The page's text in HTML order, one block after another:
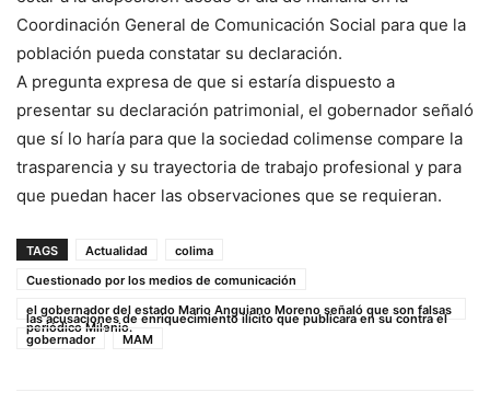
Coordinación General de Comunicación Social para que la
población pueda constatar su declaración.
A pregunta expresa de que si estaría dispuesto a
presentar su declaración patrimonial, el gobernador señaló
que sí lo haría para que la sociedad colimense compare la
trasparencia y su trayectoria de trabajo profesional y para
que puedan hacer las observaciones que se requieran.
TAGS Actualidad
colima
Cuestionado por los medios de comunicación
el gobernador del estado Mario Anguiano Moreno señaló que son falsas
las acusaciones de enriquecimiento ilícito que publicara en su contra el
periódico Milenio.
gobernador MAM